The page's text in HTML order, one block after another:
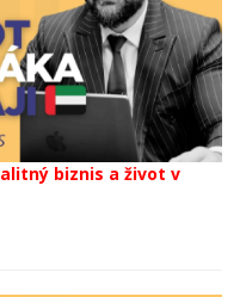
biznis a život v